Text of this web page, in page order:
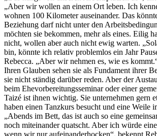
„Aber wir wollen an einem Ort leben. Ich
wohnen 100 Kilometer auseinander. Das
Beziehung darf nicht unter den
möchten sie bekommen, mehr als eines. Eilig
nicht, wollen aber auch nicht ewig warten.
bin, könnte ich relativ problemlos ein Jahr
Rebecca. „Aber wir nehmen es, wie es
Ihren Glauben sehen sie als Fundament ihrer
sie nicht ständig darüber reden. Aber der
beim Ehevorbereitungsseminar oder einer
Taizé ist ihnen wichtig. Sie unternehmen gern
haben einen Tanzkurs besucht und eine Weile
„Abends im Bett, das ist auch so eine
noch miteinander quatscht. Aber ich würde
wenn wir nur aufeinanderhocken“, bekennt